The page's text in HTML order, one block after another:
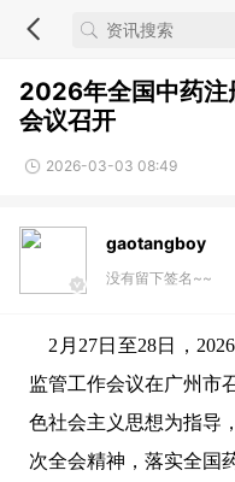
2026年全国中药注
会议召开
2026-03-03 08:49
gaotangboy
没有留下签名~~
2月27日至28日，
监管工作会议在广州市
色社会主义思想为指导
次全会精神，落实全国